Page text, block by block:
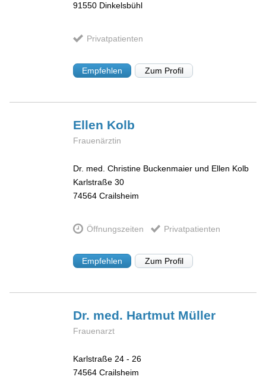
91550 Dinkelsbühl
Privatpatienten
Empfehlen Zum Profil
Ellen Kolb
Frauenärztin
Dr. med. Christine Buckenmaier und Ellen Kolb
Karlstraße 30
74564 Crailsheim
Öffnungszeiten Privatpatienten
Empfehlen Zum Profil
Dr. med. Hartmut Müller
Frauenarzt
Karlstraße 24 - 26
74564 Crailsheim